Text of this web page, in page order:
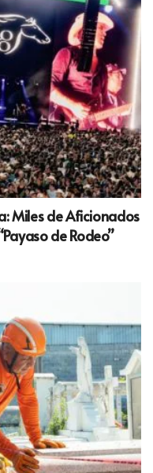
Miles de Aficionados
de Rodeo”